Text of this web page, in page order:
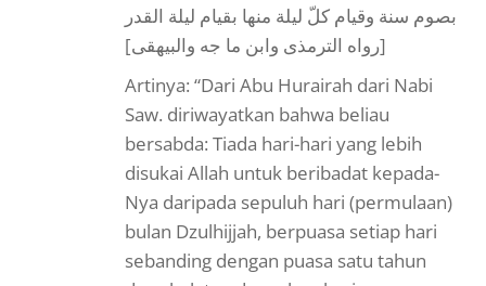
بصوم سنة وقيام كلّ ليلة منها بقيام ليلة القدر
[رواه الترمذى وابن ما جه والبيهقى]
Artinya: “Dari Abu Hurairah dari Nabi
Saw. diriwayatkan bahwa beliau
bersabda: Tiada hari-hari yang lebih
disukai Allah untuk beribadat kepada-
Nya daripada sepuluh hari (permulaan)
bulan Dzulhijjah, berpuasa setiap hari
sebanding dengan puasa satu tahun